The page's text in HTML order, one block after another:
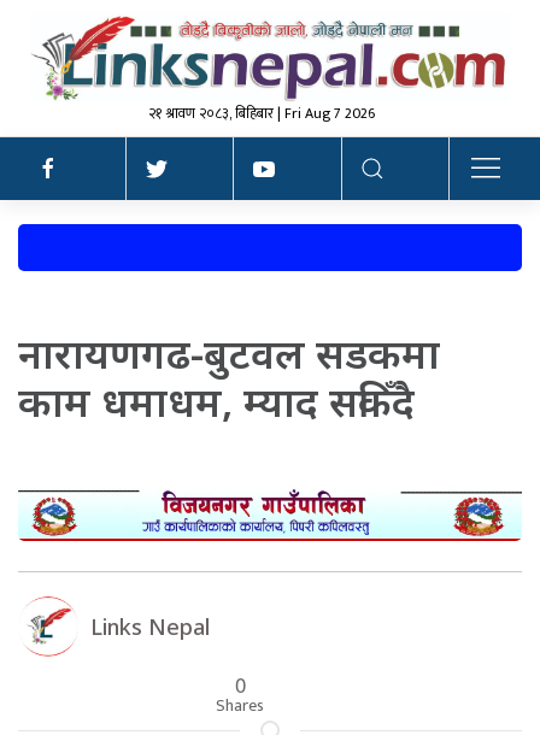
२१ श्रावण २०८३, बिहिबार | Fri Aug 7 2026
नारायणगढ-बुटवल सडकमा
काम धमाधम, म्याद सकिँदै
Links Nepal
0
Shares